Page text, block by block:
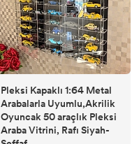
Pleksi Kapaklı 1:64 Metal
Arabalarla Uyumlu,Akrilik
Oyuncak 50 araçlık Pleksi
Araba Vitrini, Rafı Siyah-